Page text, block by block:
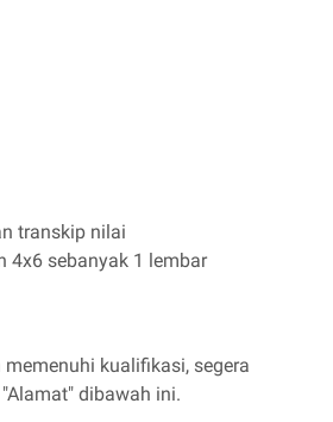
transkip nilai
4x6 sebanyak 1 lembar
kualifikasi, segera
dibawah ini.